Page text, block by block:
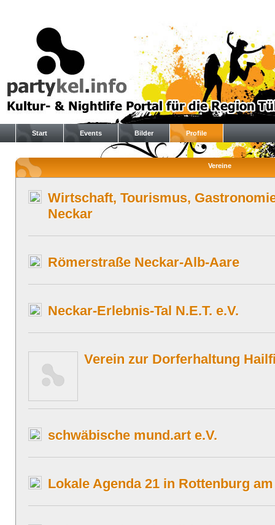
Start Events Bilder Profile
Vereine
Wirtschaft, Tourismus,
Neckar
Römerstraße Neckar-Alb-Aare
Neckar-Erlebnis-Tal N.E.T. e.V.
Verein zur Dorferhaltung
schwäbische mund.art e.V.
Lokale Agenda 21 in Rottenburg